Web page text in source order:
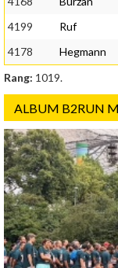
4199
Ruf
4178
Hegmann
Rang: 1019.
ALBUM B2RUN